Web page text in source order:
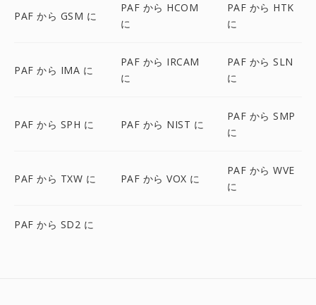
PAF から GSM に
PAF から HCOM
に
PAF から HTK
に
PAF から IMA に
PAF から IRCAM
に
PAF から SLN
に
PAF から SPH に PAF から NIST に
PAF から SMP
に
PAF から TXW に PAF から VOX に
PAF から WVE
に
PAF から SD2 に